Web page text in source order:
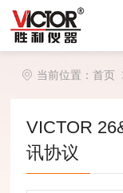
当前位置：首页
VICTOR
讯协议